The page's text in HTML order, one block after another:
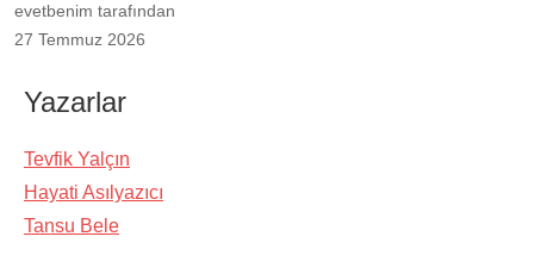
evetbenim tarafından
27 Temmuz 2026
Yazarlar
Tevfik Yalçın
Hayati Asılyazıcı
Tansu Bele